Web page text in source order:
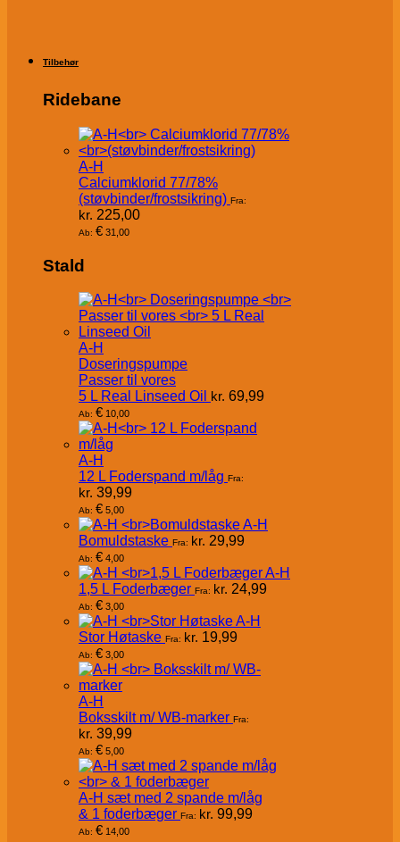
Tilbehør
Ridebane
A-H
Calciumklorid 77/78%
(støvbinder/frostsikring) Fra:
kr. 225,00
Ab: € 31,00
Stald
A-H
Doseringspumpe
Passer til vores
5 L Real Linseed Oil kr. 69,99
Ab: € 10,00
A-H
12 L Foderspand m/låg Fra:
kr. 39,99
Ab: € 5,00
A-H
Bomuldstaske Fra: kr. 29,99
Ab: € 4,00
A-H
1,5 L Foderbæger Fra: kr. 24,99
Ab: € 3,00
A-H
Stor Høtaske Fra: kr. 19,99
Ab: € 3,00
A-H
Boksskilt m/ WB-marker Fra:
kr. 39,99
Ab: € 5,00
A-H sæt med 2 spande m/låg
& 1 foderbæger Fra: kr. 99,99
Ab: € 14,00